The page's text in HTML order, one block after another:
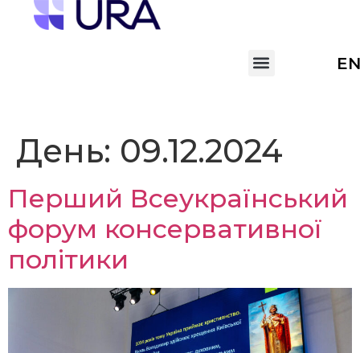
EN
День: 09.12.2024
Перший Всеукраїнський
форум консервативної
політики